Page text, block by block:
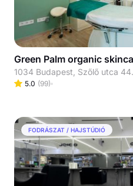
Green Palm organic
1034 Budapest, Szőlő utca
5.0 (99)
FODRÁSZAT / HAJSTÚDIÓ